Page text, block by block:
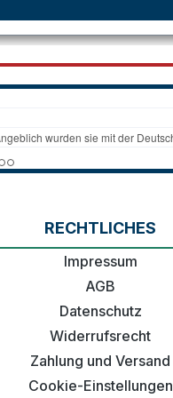
RECHTLICHES
Impressum
AGB
Datenschutz
Widerrufsrecht
Zahlung und Versand
Cookie-Einstellungen